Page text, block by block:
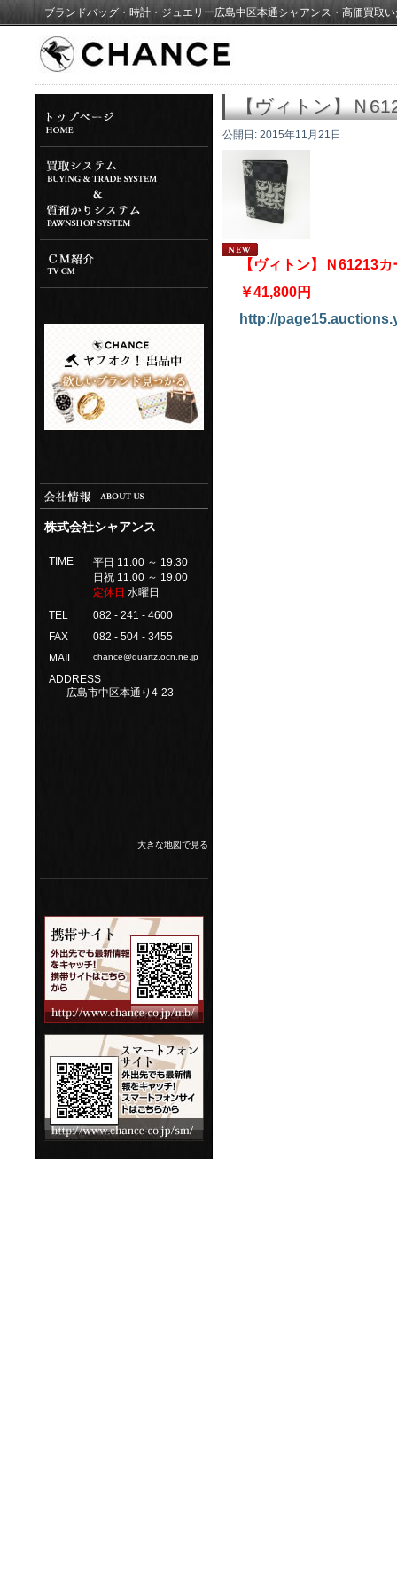
ブランドバッグ・時計・ジュエリー広島中区本通シャアンス・高価買取
株式会社シャアンス
TIME
平日 11:00 ～ 19:30
日祝 11:00 ～ 19:00
定休日 水曜日
TEL
082 - 241 - 4600
FAX
082 - 504 - 3455
MAIL
chance@quartz.ocn.ne.jp
ADDRESS
広島市中区本通り4-23
大きな地図で見る
【ヴィトン】Ｎ
公開日: 2015年11月21日
【ヴィトン】Ｎ61213
￥41,800円
http://